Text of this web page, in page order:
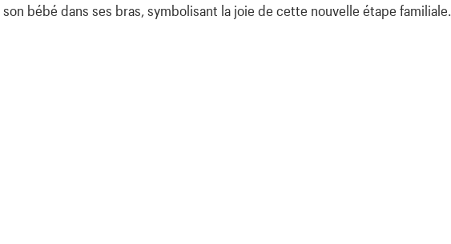
bébé dans ses bras, symbolisant la joie de cette nouvelle étape familiale.